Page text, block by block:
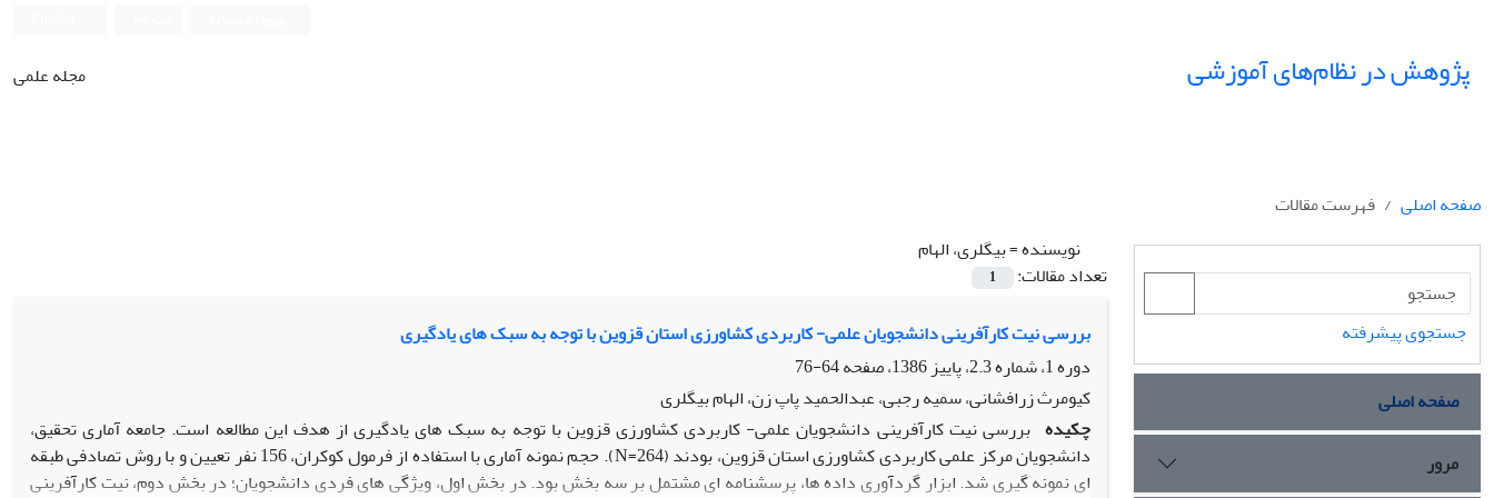
پژوهش در نظام‌های آموزشی مجله علمی
صفحه اصلی
فهرست مقالات
نویسنده =بیگلری، الهام
تعداد مقالات:
1
بررسی نیت کارآفرینی دانشجویان علمی- کاربردی کشاورزی استان قزوین با توجه به سبک های یادگیری
دوره 1، شماره 2.3، پاییز 1386، صفحه
64-76
کیومرث زرافشانی، سمیه رجبی، عبدالحمید پاپ زن، الهام بیگلری
چکیده بررسی نیت کارآفرینی دانشجویان علمی- کاربردی کشاورزی قزوین با توجه به سبک های یادگیری از هدف این مطالعه است. جامعه آماری تحقیق،
دانشجویان مرکز علمی کاربردی کشاورزی استان قزوین، بودند (N=264). حجم نمونه آماری با استفاده از فرمول کوکران، 156 نفر تعیین و با روش تصادفی طبقه
ای نمونه گیری شد. ابزار گردآوری داده ها، پرسشنامه ای مشتمل بر سه بخش بود. در بخش اول، ویژگی های فردی دانشجویان؛ در بخش دوم، نیت کارآفرینی
جستجوی پیشرفته
صفحه اصلی
مرور